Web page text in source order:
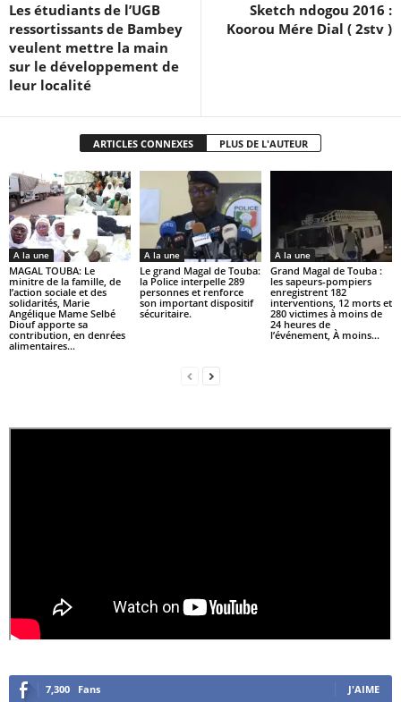
Les étudiants de l’UGB
ressortissants de Bambey
veulent mettre la main
sur le développement de
leur localité
Sketch ndogou 2016 :
Koorou Mére Dial ( 2stv )
ARTICLES CONNEXES PLUS DE L'AUTEUR
A la une
MAGAL TOUBA: Le
minitre de la famille, de
l’action sociale et des
solidarités, Marie
Angélique Mame Selbé
Diouf apporte sa
contribution, en denrées
alimentaires...
A la une
Le grand Magal de Touba:
la Police interpelle 289
personnes et renforce
son important dispositif
sécuritaire.
A la une
Grand Magal de Touba :
les sapeurs-pompiers
enregistrent 182
interventions, 12 morts et
280 victimes à moins de
24 heures de
l’événement, À moins...
7,300 Fans J'AIME